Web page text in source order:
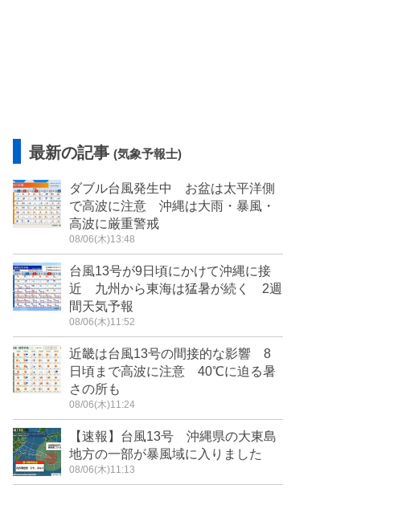
最新の記事 (気象予報士)
ダブル台風発生中 お盆は太平洋側
で高波に注意 沖縄は大雨・暴風・
高波に厳重警戒
08/06(木)13:48
台風13号が9日頃にかけて沖縄に接
近 九州から東海は猛暑が続く 2週
間天気予報
08/06(木)11:52
近畿は台風13号の間接的な影響 8
日頃まで高波に注意 40℃に迫る暑
さの所も
08/06(木)11:24
【速報】台風13号 沖縄県の大東島
地方の一部が暴風域に入りました
08/06(木)11:13